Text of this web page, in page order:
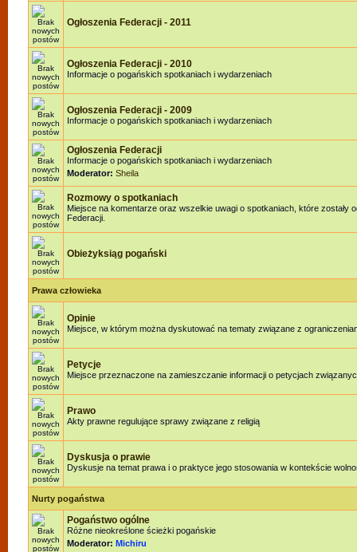
Ogłoszenia Federacji - 2011
Ogłoszenia Federacji - 2010
Informacje o pogańskich spotkaniach i wydarzeniach
Ogłoszenia Federacji - 2009
Informacje o pogańskich spotkaniach i wydarzeniach
Ogłoszenia Federacji
Informacje o pogańskich spotkaniach i wydarzeniach
Moderator: Sheila
Rozmowy o spotkaniach
Miejsce na komentarze oraz wszelkie uwagi o spotkaniach, które zostały
Federacji.
Obieżyksiąg pogański
Prawa człowieka
Opinie
Miejsce, w którym można dyskutować na tematy związane z
Petycje
Miejsce przeznaczone na zamieszczanie informacji o petycjach
Prawo
Akty prawne regulujące sprawy związane z religią
Dyskusja o prawie
Dyskusje na temat prawa i o praktyce jego stosowania w kontekście
Nurty pogaństwa
Pogaństwo ogólne
Różne nieokreślone ścieżki pogańskie
Moderator: Michiru